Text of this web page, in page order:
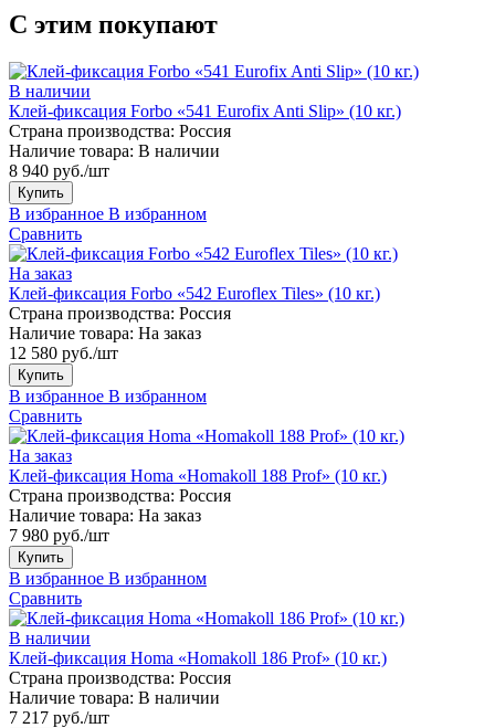
С этим покупают
В наличии
Клей-фиксация Forbo «541 Eurofix Anti Slip» (10 кг.)
Страна производства: Россия
Наличие товара: В наличии
8 940 руб./шт
Купить
В избранное В избранном
Сравнить
На заказ
Клей-фиксация Forbo «542 Euroflex Tiles» (10 кг.)
Страна производства: Россия
Наличие товара: На заказ
12 580 руб./шт
Купить
В избранное В избранном
Сравнить
На заказ
Клей-фиксация Homa «Homakoll 188 Prof» (10 кг.)
Страна производства: Россия
Наличие товара: На заказ
7 980 руб./шт
Купить
В избранное В избранном
Сравнить
В наличии
Клей-фиксация Homa «Homakoll 186 Prof» (10 кг.)
Страна производства: Россия
Наличие товара: В наличии
7 217 руб./шт